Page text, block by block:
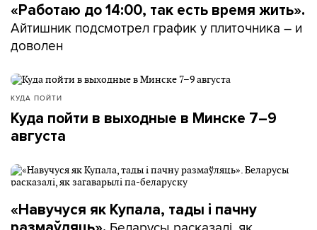
«Работаю до 14:00, так есть время жить».
Айтишник подсмотрел график у плиточника – и
доволен
КУДА ПОЙТИ
Куда пойти в выходные в Минске 7–9
августа
«Навучуся як Купала, тады і пачну